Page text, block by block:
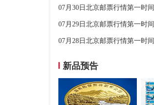
07月30日北京邮票行情第一时间
07月29日北京邮票行情第一时间
07月28日北京邮票行情第一时间
新品预告